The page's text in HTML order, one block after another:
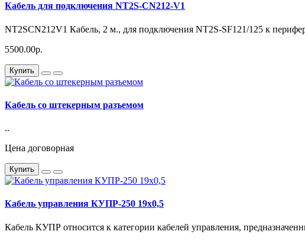
Кабель для подключения NT2S-CN212-V1
NT2SCN212V1 Кабель, 2 м., для подключения NT2S-SF121/125 к
5500.00р.
Купить
Кабель со штекерным разъемом
..
Цена договорная
Купить
Кабель управления КУПР-250 19х0,5
Кабель КУПР относится к категории кабелей управления,